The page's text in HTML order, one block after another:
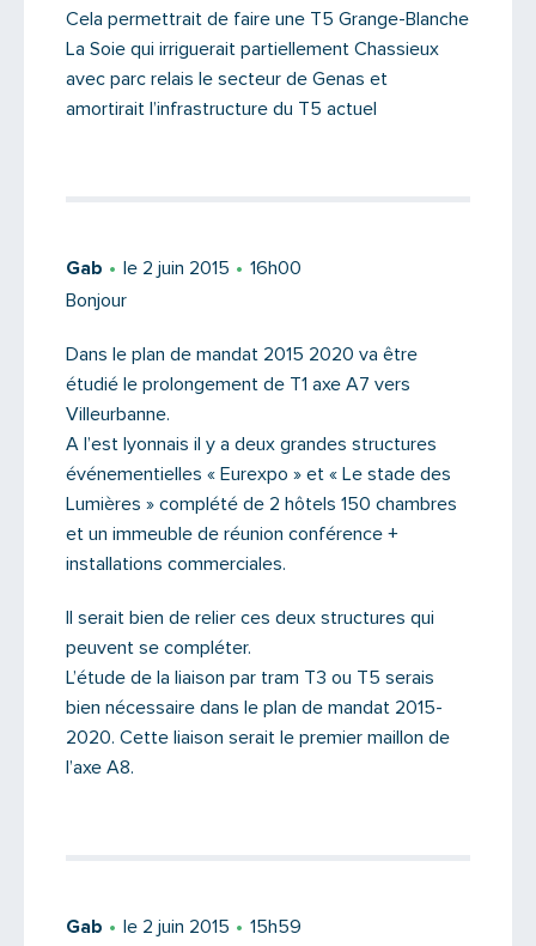
Cela permettrait de faire une T5 Grange-Blanche
La Soie qui irriguerait partiellement Chassieux
avec parc relais le secteur de Genas et
amortirait l’infrastructure du T5 actuel
Gab le 2 juin 2015
16h00
Bonjour
Dans le plan de mandat 2015 2020 va être
étudié le prolongement de T1 axe A7 vers
Villeurbanne.
A l’est lyonnais il y a deux grandes structures
événementielles « Eurexpo » et « Le stade des
Lumières » complété de 2 hôtels 150 chambres
et un immeuble de réunion conférence +
installations commerciales.
Il serait bien de relier ces deux structures qui
peuvent se compléter.
L’étude de la liaison par tram T3 ou T5 serais
bien nécessaire dans le plan de mandat 2015-
2020. Cette liaison serait le premier maillon de
l’axe A8.
Gab le 2 juin 2015
15h59